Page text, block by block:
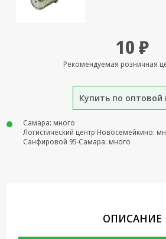
аксессуары и
Аудиотехника
Крепеж,
Инструменты
10 ₽
Рекомендуемая розничная
Купить по оптовой
Самара: много
Логистический центр Новосемейкино:
Санфировой 95-Самара: много
ОПИСАНИЕ